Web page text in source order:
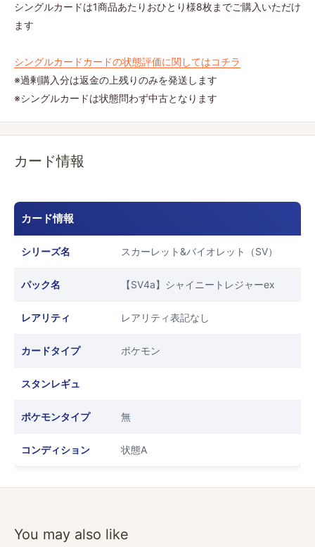
シングルカードは1商品あたりおひとり様8枚までご購入いただけ
ます
シングルカードカードの状態評価に関してはコチラ
※過剰購入分は返金の上残りのみを発送します
※シングルカードは状態問わず中古となります
カード情報
カード情報
シリーズ名 スカーレット&バイオレット（SV）
パック名 【SV4a】シャイニートレジャーex
レアリティ レアリティ表記なし
カードタイプ ポケモン
スタンレギュ
ポケモンタイプ 無
コンディション 状態A
You may also like